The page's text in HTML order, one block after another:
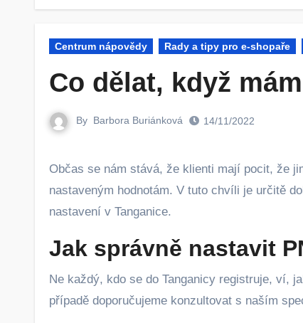
Centrum nápovědy Rady a tipy pro e-shopaře
Co dělat, když
By Barbora Buriánková 14/11/2022
Občas se nám stává, že klienti mají pocit, že jim Tanganica generuje příliš vysoké PNO, které neodpovídá jimi
nastaveným hodnotám. V tuto chvíli je určitě
nastavení v Tanganice.
Jak správně nastavit
Ne každý, kdo se do Tanganicy registruje, ví,
případě doporučujeme konzultovat s naším